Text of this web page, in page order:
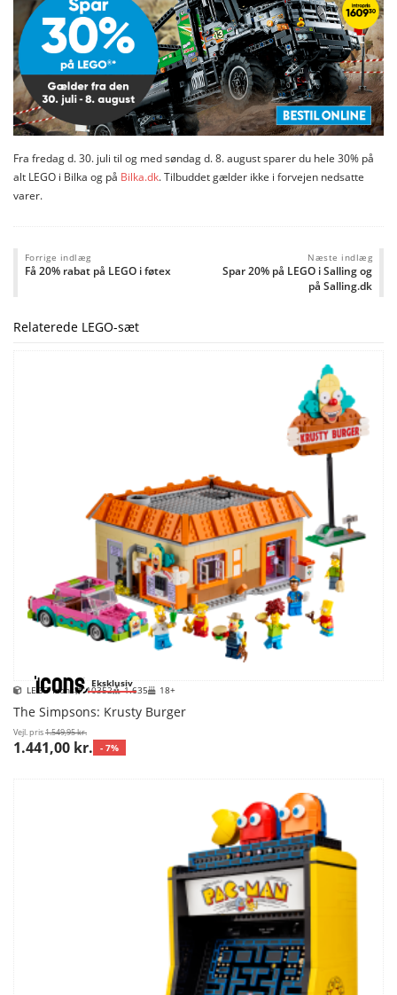
Fra fredag d. 30. juli til og med søndag d. 8. august sparer du hele 30% på
alt LEGO i Bilka og på Bilka.dk. Tilbuddet gælder ikke i forvejen nedsatte
varer.
Forrige indlæg
Få 20% rabat på LEGO i føtex
Næste indlæg
Spar 20% på LEGO i Salling og
på Salling.dk
Relaterede LEGO-sæt
Eksklusiv
LEGO Icons 10352 1.635 18+
The Simpsons: Krusty Burger
Vejl. pris1.549,95 kr.
1.441,00 kr. - 7%